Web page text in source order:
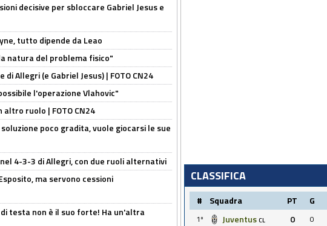
decisive per sbloccare Gabriel Jesus e
tutto dipende da Leao
natura del problema fisico"
Allegri (e Gabriel Jesus) | FOTO CN24
l'operazione Vlahovic"
ruolo | FOTO CN24
poco gradita, vuole giocarsi le sue
4-3-3 di Allegri, con due ruoli alternativi
ma servono cessioni
testa non è il suo forte! Ha un'altra
CLASSIFICA
# Squadra PT G
1º Juventus CL 0 0